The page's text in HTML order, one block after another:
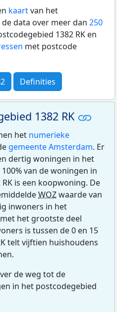
kaartvan het
data over meer dan 250
1382 RK en
met postcode
Definities
1382 RK
het numerieke
gemeente Amsterdam. Er
dertig woningen in het
van de woningen in
is een koopwoning. De
WOZwaarde van
inwoners in het
het grootste deel
is tussen de 0 en 15
telt vijftien huishoudens
de weg tot de
in het postcodegebied